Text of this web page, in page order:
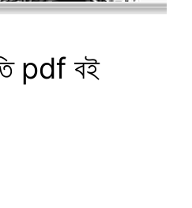
pdf বই